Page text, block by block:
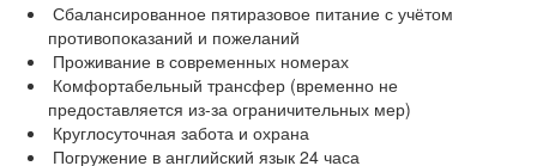
Сбалансированное пятиразовое питание с учётом
противопоказаний и пожеланий
Проживание в современных номерах
Комфортабельный трансфер (временно не
предоставляется из-за ограничительных мер)
Круглосуточная забота и охрана
Погружение в английский язык 24 часа